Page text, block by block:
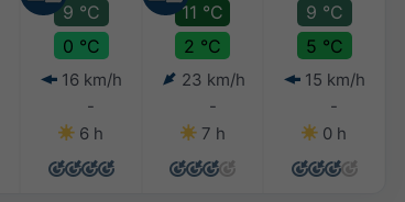
9 °C
0 °C
16 km/h
-
6 h
11 °C
2 °C
23 km/h
-
7 h
9 °C
5 °C
15 km/h
-
0 h